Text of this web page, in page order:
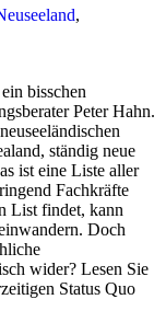
,
bisschen
Peter Hahn.
ständig neue
ist eine Liste aller
Fachkräfte
List findet, kann
Doch
wider? Lesen Sie
Status Quo